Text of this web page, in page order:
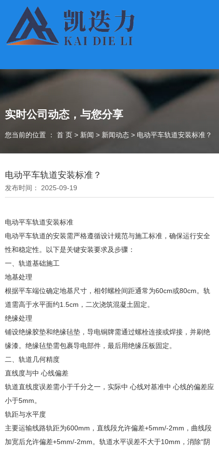
实时公司动态，与您分享
您当前的位置 ： 首 页 > 新闻 > 新闻动态 > 电动平车轨道安装标准？
电动平车轨道安装标准？
发布时间： 2025-09-19
电动平车轨道安装标准
电动平车轨道的安装需严格遵循设计规范与施工标准，确保运行安全
性和稳定性。以下是关键安装要求及步骤：
一、轨道基础施工
地基处理‌
根据平车端位确定地基尺寸，相邻螺栓间距通常为60cm或80cm。轨
道需高于水平面约1.5cm，二次浇筑混凝土固定‌。
绝缘处理‌
铺设绝缘胶垫和绝缘毡垫，导电铜牌需通过螺栓连接或焊接，并刷绝
缘漆。绝缘毡垫需包裹导电部件，最后用绝缘压板固定‌。
二、轨道几何精度
直线度与中 心线偏差‌
轨道直线度误差需小于千分之一，实际中 心线对基准中 心线的偏差应
小于5mm‌。
轨距与水平度‌
主要运输线路轨距为600mm，直线段允许偏差+5mm/-2mm，曲线段
加宽后允许偏差+5mm/-2mm。轨道水平误差不大于10mm，消除“阴